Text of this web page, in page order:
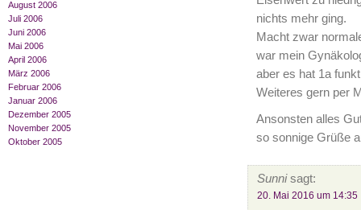
August 2006
Juli 2006
Juni 2006
Mai 2006
April 2006
März 2006
Februar 2006
Januar 2006
Dezember 2005
November 2005
Oktober 2005
nichts mehr ging.
Macht zwar
war mein
aber es hat 1a
Weiteres gern per
Ansonsten alles
so sonnige Grüße
Sunnisagt:
20. Mai 2016 um 14:35